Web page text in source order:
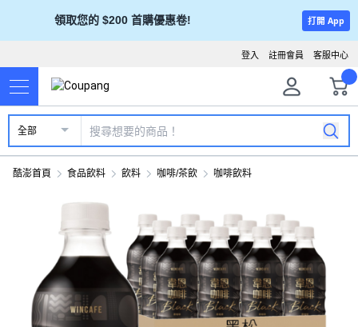
領取您的 $200 首購優惠卷! 打開 App
客服中心
註冊會員
登入
全部
酷澎首頁 食品飲料 飲料 咖啡/茶飲 咖啡飲料